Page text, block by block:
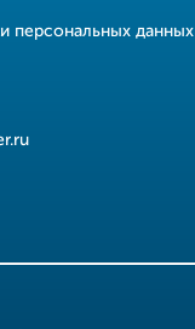
персональных данных